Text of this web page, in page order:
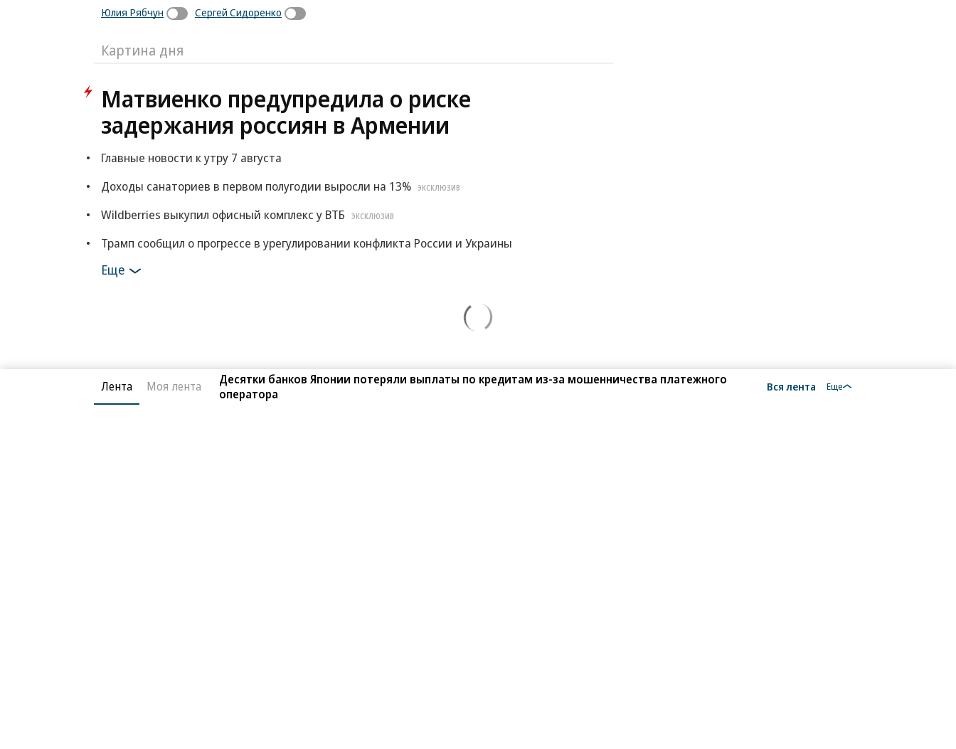
Юлия Рябчун
Сергей Сидоренко
Картина дня
Матвиенко предупредила о риске
задержания россиян в Армении
Главные новости к утру 7 августа
Доходы санаториев в первом полугодии выросли на 13%
ЭКСКЛЮЗИВ
Wildberries выкупил офисный комплекс у ВТБ ЭКСКЛЮЗИВ
Трамп сообщил о прогрессе в урегулировании конфликта России и Украины
Еще
Лента Моя лента
Десятки банков Японии потеряли выплаты по кредитам из-за мошенничества платежного
оператора
Вся лента Еще